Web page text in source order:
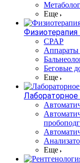
Еще
Физиотерапия
CPAP
Аппараты
Беговые
Еще
Еще